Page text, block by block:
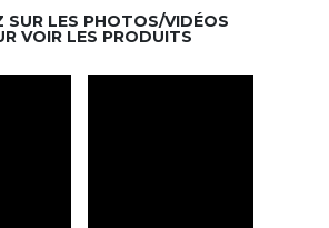
SUR LES PHOTOS/VIDÉOS
VOIR LES PRODUITS